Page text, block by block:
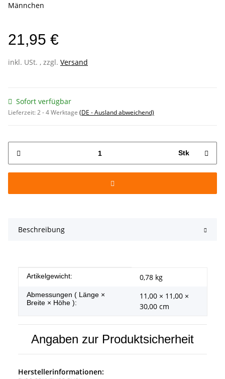
Männchen
21,95 €
inkl. USt. , zzgl. Versand
Sofort verfügbar
Lieferzeit:2 - 4 Werktage (DE - Ausland abweichend)
Stk
Beschreibung
Produkteigenschaft
Wert
Artikelgewicht: 0,78 kg
Abmessungen ( Länge ×
Breite × Höhe ):
11,00 × 11,00 ×
30,00 cm
Angaben zur Produktsicherheit
Herstellerinformationen: